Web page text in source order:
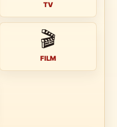
TV
🎬
FILM